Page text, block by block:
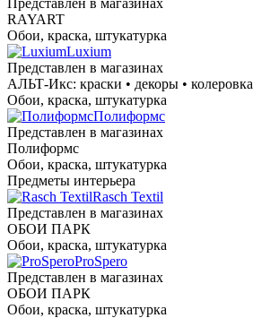
RAYART
Обои, краска, штукатурка
Luxium
Представлен в магазинах
АЛЬТ-Икс: краски • декоры • колеровка
Обои, краска, штукатурка
Полиформс
Представлен в магазинах
Полиформс
Обои, краска, штукатурка
Предметы интерьера
Rasch Textil
Представлен в магазинах
ОБОИ ПАРК
Обои, краска, штукатурка
ProSpero
Представлен в магазинах
ОБОИ ПАРК
Обои, краска, штукатурка